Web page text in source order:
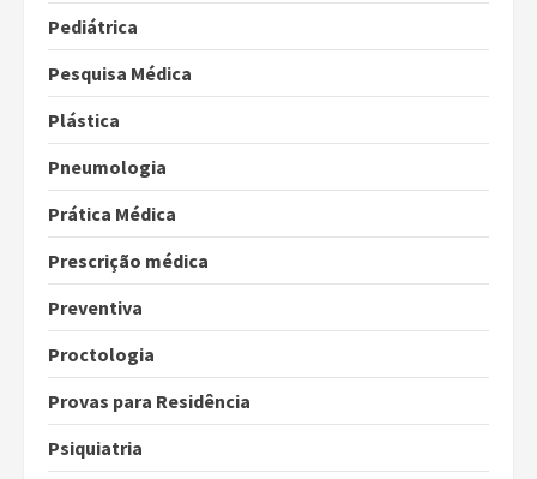
Pediátrica
Pesquisa Médica
Plástica
Pneumologia
Prática Médica
Prescrição médica
Preventiva
Proctologia
Provas para Residência
Psiquiatria